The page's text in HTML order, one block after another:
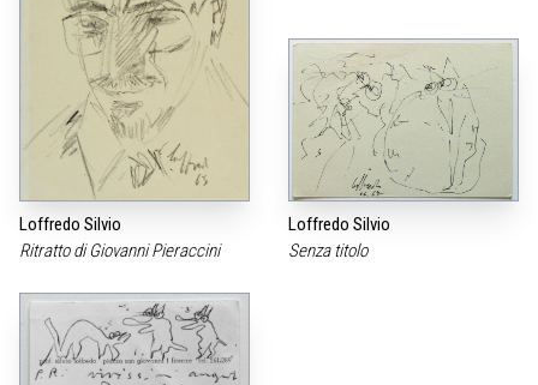
Loffredo Silvio
Ritratto di Giovanni Pieraccini
Loffredo Silvio
Senza titolo